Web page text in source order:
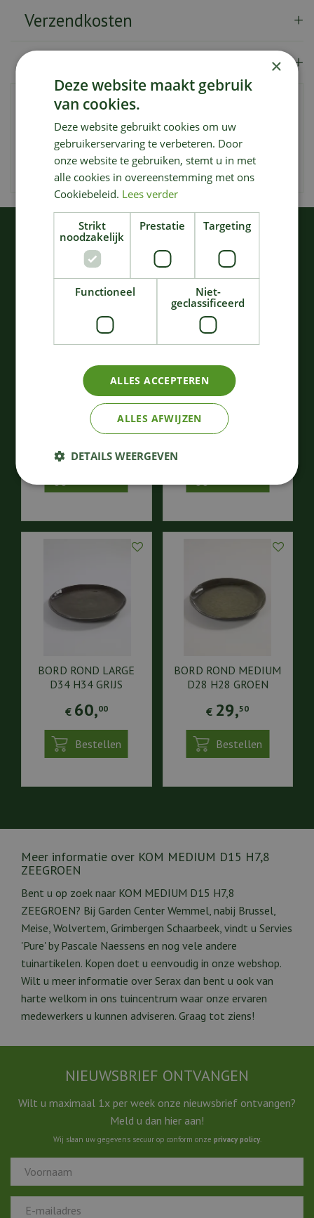
Verzendkosten
Showroom
De Pure KOM MEDIUM in de kleur zeegroen heeft een
diameter van 15 cm en een hoogte van 7,8 cm. Deze
stijlvolle en praktische kom is onderdeel van de Pure
collectie van Pascale Naessens en past door het tijdloze
ontwerp in ieder interieur.
KIJK OOK EENS NAAR:
Pure - keukengerei pure
hout set/5 31x12,8
h0,9 cm
Pure - serveerschaal
ovaal pure l38 x b26 x
h2,5 cm blauw g…
BORD ROND LARGE
D34 H34 GRIJS
€ 60,00
Bestellen
BORD ROND MEDIUM
D28 H28 GROEN
€ 29,50
Bestellen
Meer informatie over KOM MEDIUM D15 H7,8
ZEEGROEN
Bent u op zoek naar KOM MEDIUM D15 H7,8
ZEEGROEN? Bij Garden Center Wemmel, nabij Brussel,
Meise, Wolvertem, Grimbergen Schaarbeek, vindt u Servies
'Pure' by Pascale Naessens en nog vele andere
tuinartikelen. Kopen doet u eenvoudig in onze webshop.
Wilt u meer informatie over Serax dan bent u ook van
harte welkom in ons tuincentrum waar onze ervaren
medewerkers u kunnen adviseren. Graag tot ziens!
NIEUWSBRIEF ONTVANGEN
Wilt u maximaal 1x per week onze nieuwsbrief ontvangen?
Meld u dan hier aan!
Wij slaan uw gegevens secuur op conform onze privacy policy.
×
Deze website maakt gebruik
van cookies.
Deze website gebruikt cookies om uw
gebruikerservaring te verbeteren. Door
onze website te gebruiken, stemt u in met
alle cookies in overeenstemming met ons
Cookiebeleid. Lees verder
Strikt
noodzakelijk
Prestatie Targeting
Functioneel
Niet-
geclassificeerd
ALLES ACCEPTEREN
ALLES AFWIJZEN
DETAILS WEERGEVEN